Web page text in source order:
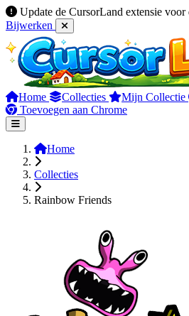
Update de CursorLand extensie
Bijwerken
Home Collecties Mijn Collectie
Toevoegen aan Chrome
Home
Collecties
Rainbow Friends